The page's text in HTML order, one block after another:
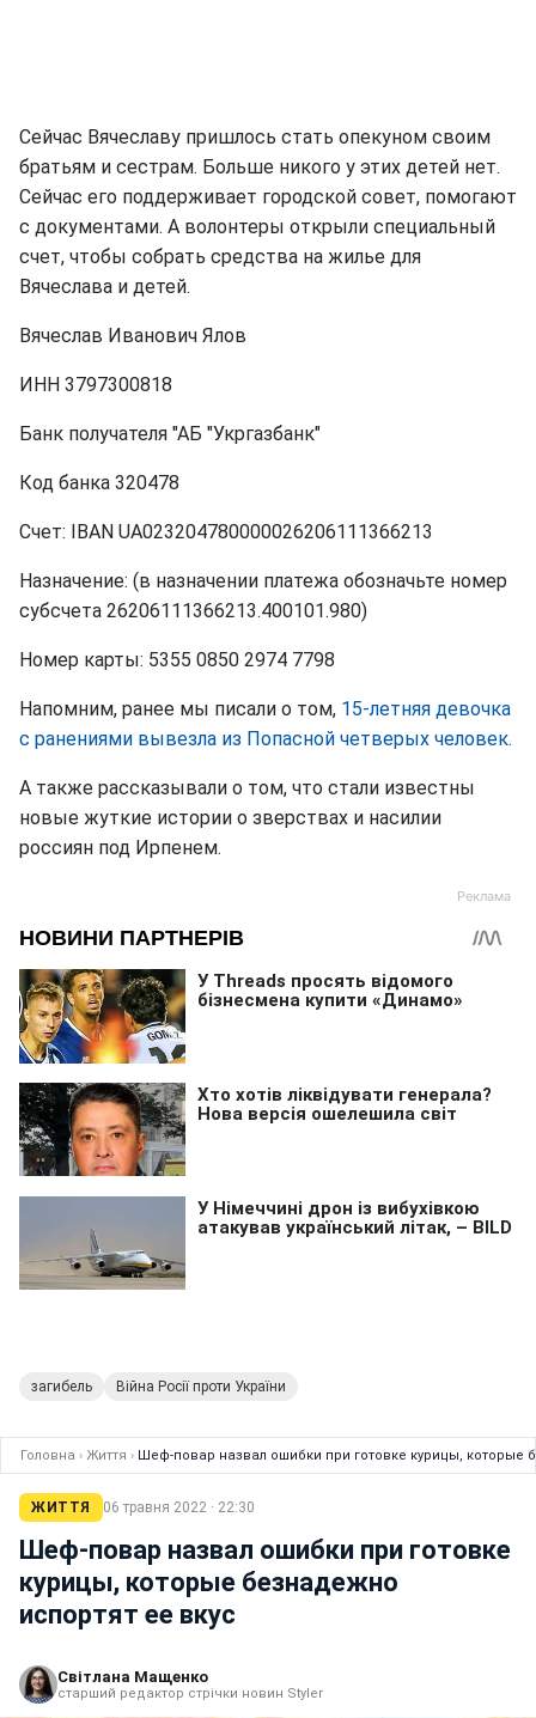
Сейчас Вячеславу пришлось стать опекуном своим
братьям и сестрам. Больше никого у этих детей нет.
Сейчас его поддерживает городской совет, помогают
с документами. А волонтеры открыли специальный
счет, чтобы собрать средства на жилье для
Вячеслава и детей.
Вячеслав Иванович Ялов
ИНН 3797300818
Банк получателя "АБ "Укргазбанк"
Код банка 320478
Счет: IBAN UA023204780000026206111366213
Назначение: (в назначении платежа обозначьте номер
субсчета 26206111366213.400101.980)
Номер карты: 5355 0850 2974 7798
Напомним, ранее мы писали о том, 15-летняя девочка
с ранениями вывезла из Попасной четверых человек.
А также рассказывали о том, что стали известны
новые жуткие истории о зверствах и насилии
россиян под Ирпенем.
загибель Війна Росії проти України
Головна › Життя › Шеф-повар назвал ошибки при готовке курицы, которые
ЖИТТЯ 06 травня 2022 · 22:30
Шеф-повар назвал ошибки при готовке
курицы, которые безнадежно
испортят ее вкус
Світлана Мащенко
старший редактор стрічки новин Styler